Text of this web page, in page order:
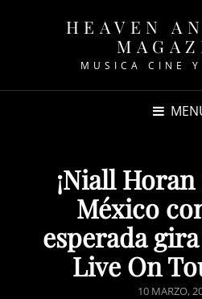
HEAVEN
MUSICA CINE
¡Niall
México
esperada
Live On
POSTED
10 MARZO,